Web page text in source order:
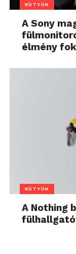
KÜTYÜK
A Sony
élmény
KÜTYÜK
A Nothing